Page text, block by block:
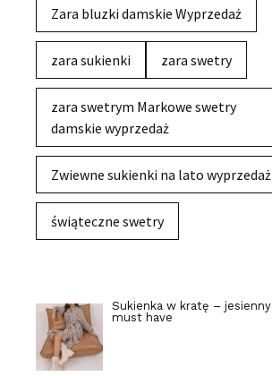
Zara bluzki damskie Wyprzedaż
zara sukienki zara swetry
zara swetrym Markowe swetry
damskie wyprzedaż
Zwiewne sukienki na lato wyprzedaż
świąteczne swetry
Sukienka w kratę – jesienny
must have